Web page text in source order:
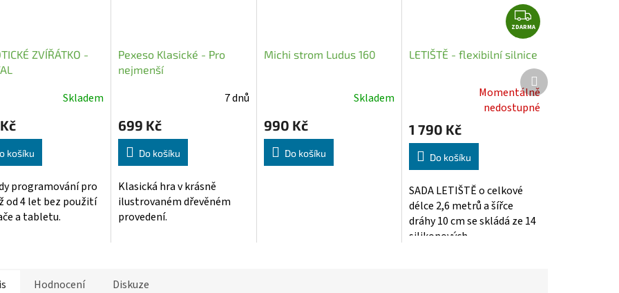
ZVÍŘÁTKO -
Skladem
košíku
programování pro
od 4 let bez použití
a tabletu.
Pexeso Klasické - Pro
nejmenší
7 dnů
699 Kč
Do košíku
Klasická hra v krásně
ilustrovaném dřevěném
provedení.
Michi strom Ludus 160
Skladem
990 Kč
Do košíku
Z
D
R
M
A
ZDARMA
LETIŠTĚ - flexibilní silnice
produktu
5,0
5
hvězdiček.
Momentálně
nedostupné
1 790 Kč
Do košíku
SADA LETIŠTĚ o celkové
délce 2,6 metrů a šířce
dráhy 10 cm se skládá ze 14
silikonových...
Další
produkt
Hodnocení Diskuze